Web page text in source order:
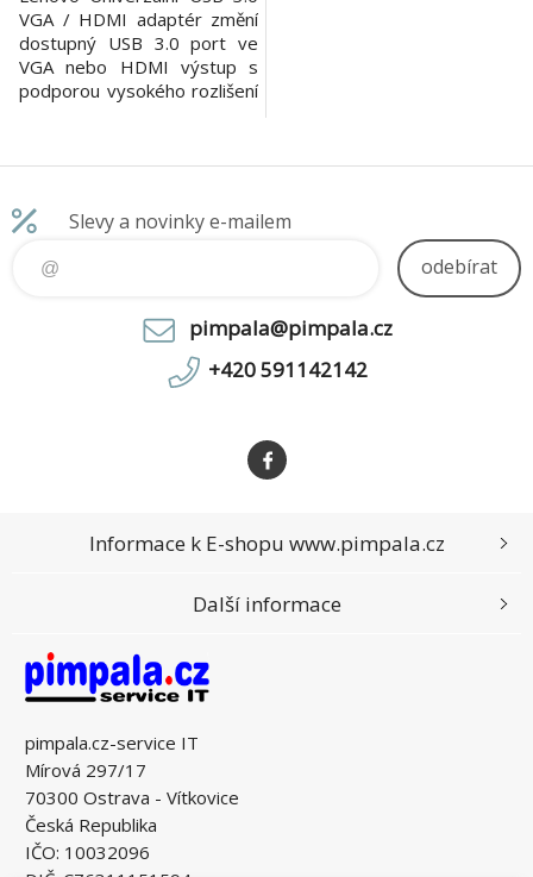
VGA / HDMI adaptér změní
dostupný USB 3.0 port ve
VGA nebo HDMI výstup s
podporou vysokého rozlišení
Slevy a novinky e-mailem
odebírat
pimpala@pimpala.cz
+420 591142142
pimpala.cz-service IT
Mírová 297/17
70300 Ostrava - Vítkovice
Česká Republika
IČO: 10032096
Informace k E-shopu www.pimpala.cz
Další informace